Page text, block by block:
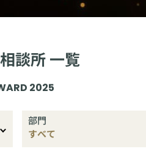
談所 一覧
2025
部門